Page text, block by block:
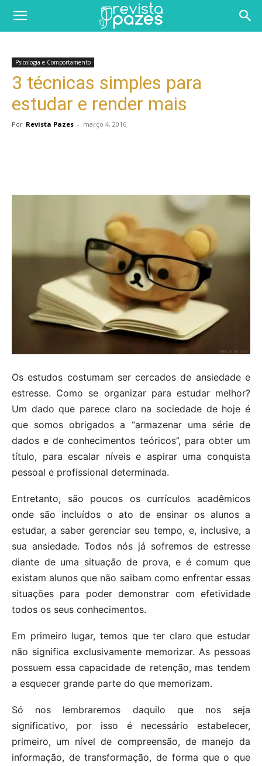
Psicologia e Comportamento
3 técnicas simples para
estudar e render mais
Por Revista Pazes - março 4, 2016
Os estudos costumam ser cercados de ansiedade e
estresse. Como se organizar para estudar melhor?
Um dado que parece claro na sociedade de hoje é
que somos obrigados a “armazenar uma série de
dados e de conhecimentos teóricos”, para obter um
título, para escalar níveis e aspirar uma conquista
pessoal e profissional determinada.
Entretanto, são poucos os currículos acadêmicos
onde são incluídos o ato de ensinar os alunos a
estudar, a saber gerenciar seu tempo, e, inclusive, a
sua ansiedade. Todos nós já sofremos de estresse
diante de uma situação de prova, e é comum que
existam alunos que não saibam como enfrentar essas
situações para poder demonstrar com efetividade
todos os seus conhecimentos.
Em primeiro lugar, temos que ter claro que estudar
não significa exclusivamente memorizar. As pessoas
possuem essa capacidade de retenção, mas tendem
a esquecer grande parte do que memorizam.
Só nos lembraremos daquilo que nos seja
significativo, por isso é necessário estabelecer,
primeiro, um nível de compreensão, de manejo da
informação, de transformação, de forma que o que